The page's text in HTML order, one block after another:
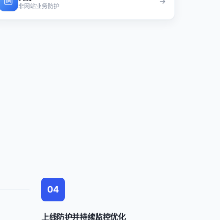
非网站业务防护
04
上线防护并持续监控优化